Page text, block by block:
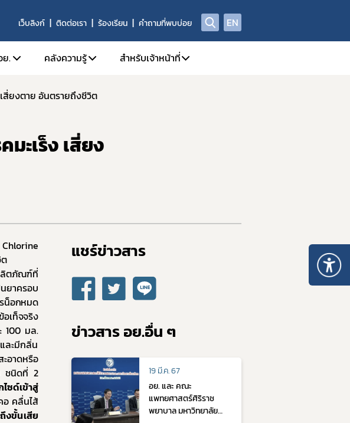
เว็บลิงก์ ติดต่อเรา ร้องเรียน คำถามที่พบบ่อย EN
า
มาณประจำปี
ย.
คำขอผ่านระบบอิเล็กทรอนิกส์ e-Submission
อมูลเปิด อย. (Open Data)
อลิตี้ อวอร์ด
ณฑ์การนำตราสัญลักษณ์รางวัล อย. ควอลิตี้ อวอร์ด
สถิติต่าง ๆ
คลังความรู้
3. ศูนย์วิทยบริการ
สำหรับเจ้าหน้าที่
7. จองห้องประชุม/ห้องอบรม
9. การเรียนรู้ Online (e-learning)
10. หลักเกณฑ์การบริหารทรัพยากรบุคคล
สี่ยงตาย อันตรายถึงชีวิต
ะเร็ง เสี่ยง
ตภัณฑ์ที่
ยาครอบ
รน็อกหมด
เท็จจริง
100 มล.
ละมีกลิ่น
อาดหรือ
ชนิดที่ 2
ซด์เข้าสู่
อ คลื่นไส้
งขั้นเสีย
แชร์ข่าวสาร​
ข่าวสาร อย.อื่น ๆ
19 มี.ค. 67
อย. และ คณะ
แพทยศาสตร์ศิริราช
พยาบาล มหาวิทยาลัย